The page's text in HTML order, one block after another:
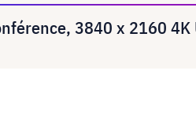
3840 x 2160 4K